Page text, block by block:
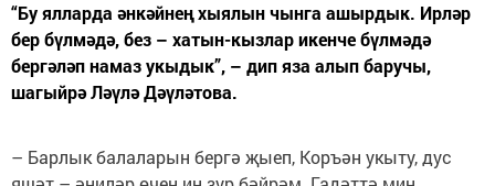
“Бу ялларда әнкәйнең хыялын чынга ашырдык. Ирләр
бер бүлмәдә, без – хатын-кызлар икенче бүлмәдә
бергәләп намаз укыдык”, – дип яза алып баручы,
шагыйрә Ләүлә Дәүләтова.
– Барлык балаларын бергә җыеп, Коръән укыту, дус